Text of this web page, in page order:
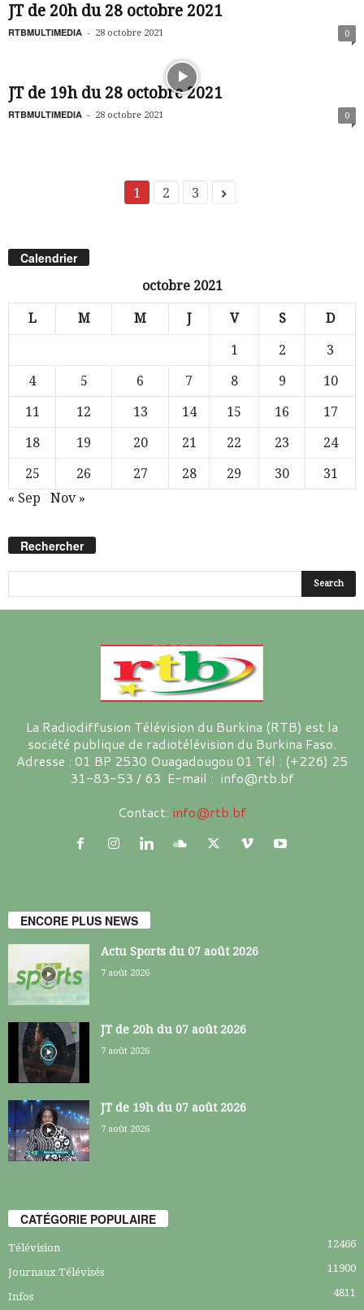
JT de 20h du 28 octobre 2021
RTBMULTIMEDIA - 28 octobre 2021 0
JT de 19h du 28 octobre 2021
RTBMULTIMEDIA - 28 octobre 2021 0
1 2 3
Calendrier
octobre 2021
L M M J V S D
1 2
3
4
5 6 7 8 9
10
11
12 13 14 15 16
17
18
19 20 21 22 23
24
25
26 27 28 29 30
31
« Sep
Nov »
Rechercher
La Radiodiffusion Télévision du Burkina (RTB) est la
société publique de radiotélévision du Burkina Faso.
Adresse : 01 BP 2530 Ouagadougou 01 Tél : (+226) 25
31-83-53 / 63 E-mail : info@rtb.bf
Contact: info@rtb.bf
ENCORE PLUS NEWS
Actu Sports du 07 août 2026
7 août 2026
JT de 20h du 07 août 2026
7 août 2026
JT de 19h du 07 août 2026
7 août 2026
CATÉGORIE POPULAIRE
Télévision 12466
Journaux Télévisés 11900
Infos 4811